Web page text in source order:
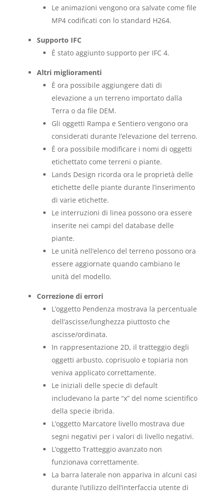
Le animazioni vengono ora salvate come file
MP4 codificati con lo standard H264.
Supporto IFC
È stato aggiunto supporto per IFC 4.
Altri miglioramenti
È ora possibile aggiungere dati di
elevazione a un terreno importato dalla
Terra o da file DEM.
Gli oggetti Rampa e Sentiero vengono ora
considerati durante l’elevazione del terreno.
È ora possibile modificare i nomi di oggetti
etichettato come terreni o piante.
Lands Design ricorda ora le proprietà delle
etichette delle piante durante l’inserimento
di varie etichette.
Le interruzioni di linea possono ora essere
inserite nei campi del database delle
piante.
Le unità nell’elenco del terreno possono ora
essere aggiornate quando cambiano le
unità del modello.
Correzione di errori
L’oggetto Pendenza mostrava la percentuale
dell’ascisse/lunghezza piuttosto che
ascisse/ordinata.
In rappresentazione 2D, il tratteggio degli
oggetti arbusto, coprisuolo e topiaria non
veniva applicato correttamente.
Le iniziali delle specie di default
includevano la parte “x” del nome scientifico
della specie ibrida.
L’oggetto Marcatore livello mostrava due
segni negativi per i valori di livello negativi.
L’oggetto Tratteggio avanzato non
funzionava correttamente.
La barra laterale non appariva in alcuni casi
durante l’utilizzo dell’interfaccia utente di